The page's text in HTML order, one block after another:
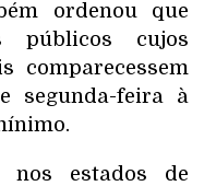
ordenou que
públicos cujos
comparecessem
segunda-feira à
nos estados de